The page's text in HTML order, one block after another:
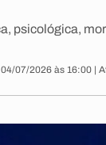
psicológica,
07/2026 às 16:00 |